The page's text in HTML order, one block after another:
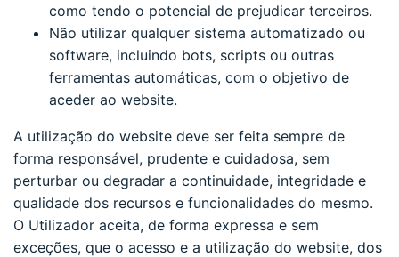
como tendo o potencial de prejudicar terceiros.
Não utilizar qualquer sistema automatizado ou
software, incluindo bots, scripts ou outras
ferramentas automáticas, com o objetivo de
aceder ao website.
A utilização do website deve ser feita sempre de
forma responsável, prudente e cuidadosa, sem
perturbar ou degradar a continuidade, integridade e
qualidade dos recursos e funcionalidades do mesmo.
O Utilizador aceita, de forma expressa e sem
exceções, que o acesso e a utilização do website, dos